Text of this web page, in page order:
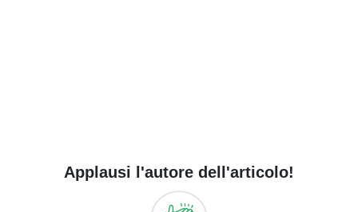
Applausi l'autore dell'articolo!